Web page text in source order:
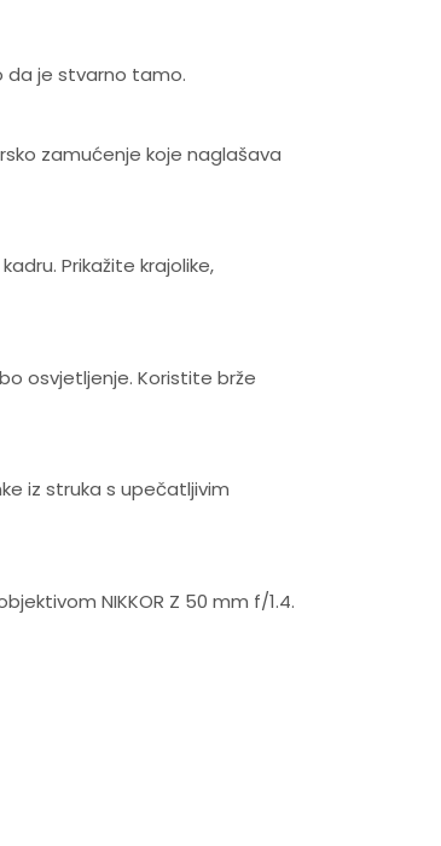
da je stvarno tamo.
zamućenje koje naglašava
Prikažite krajolike,
osvjetljenje. Koristite brže
iz struka s upečatljivim
NIKKOR Z 50 mm f/1.4.